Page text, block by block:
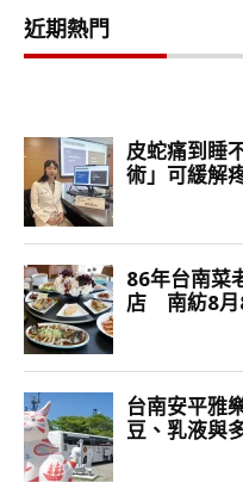
近期熱門